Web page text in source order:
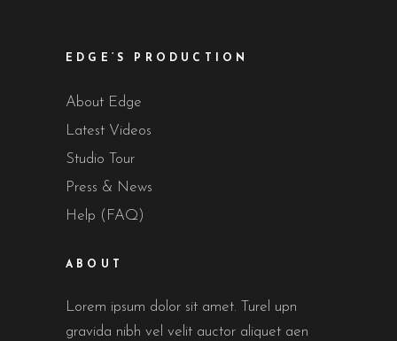
EDGE’S PRODUCTION
About Edge
Latest Videos
Studio Tour
Press & News
Help (FAQ)
ABOUT
Lorem ipsum dolor sit amet. Turel upn
gravida nibh vel velit auctor aliquet aen